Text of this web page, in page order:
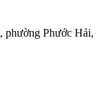
phường Phước Hải,